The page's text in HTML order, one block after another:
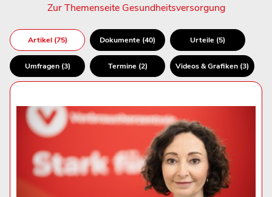
Zur Themenseite Gesundheitsversorgung
Artikel (75) Dokumente (40) Urteile (5)
Umfragen (3) Termine (2) Videos & Grafiken (3)